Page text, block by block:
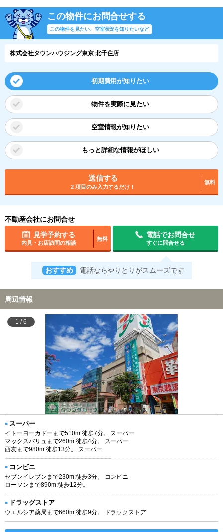
この物件にお問合せする
この物件を見たい、空室状況を知りたいなど
株式会社タウンハウジング東京 北千住店
初期費用が知りたい
物件を実際に見たい
空室情報が知りたい
もっと詳細な情報がほしい
送信する
2 項目のみ入力するだけ！
無料
不動産会社にお問合せ
見学予約する
内見・お店訪問の相談
無料
電話でお問合せ
すぐに問合せる
おすすめ 電話ならやりとりがスムーズです
周辺情報
1 / 6
スーパー
イトーヨーカドーまで510m:徒歩7分。 スーパー
マックスバリュまで260m:徒歩4分。 スーパー
西友まで980m:徒歩13分。 スーパー
コンビニ
セブンイレブンまで230m:徒歩3分。 コンビニ
ローソンまで890m:徒歩12分。
ドラッグストア
ウエルシア薬局まで660m:徒歩9分。 ドラックストア